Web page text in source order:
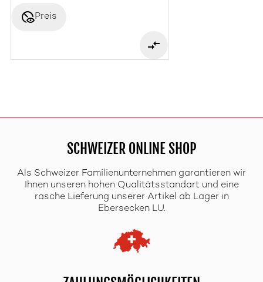
disabled_visiblePreis
SCHWEIZER ONLINE SHOP
Als Schweizer Familienunternehmen garantieren wir
Ihnen unseren hohen Qualitätsstandart und eine
rasche Lieferung unserer Artikel ab Lager in
Ebersecken LU.